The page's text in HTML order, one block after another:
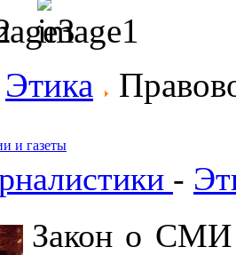
Этика
и газеты
-
Закон о СМИ